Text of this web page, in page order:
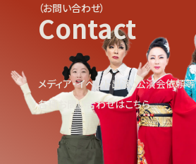
（お問い合わせ）
Contact
メディア・イベント出演、公演会依頼等
各種お問い合わせはこちら
View More